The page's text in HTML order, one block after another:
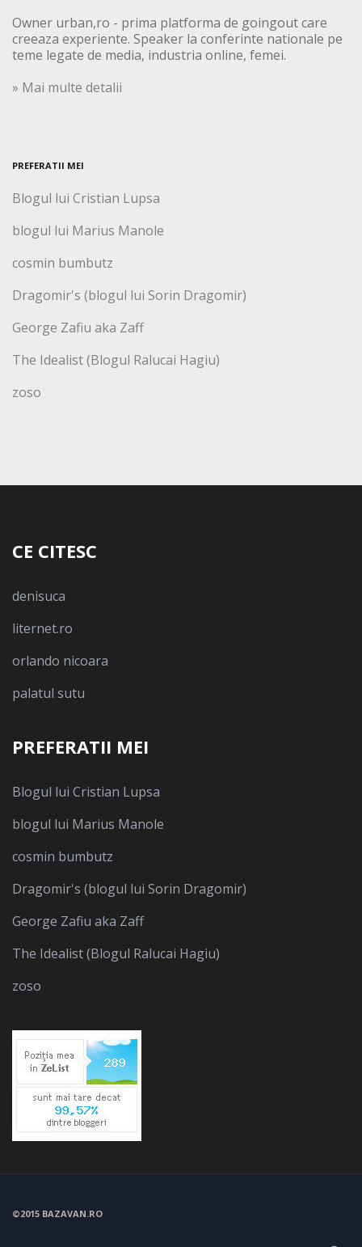
Owner urban,ro - prima platforma de goingout care
creeaza experiente. Speaker la conferinte nationale pe
teme legate de media, industria online, femei.
» Mai multe detalii
PREFERATII MEI
Blogul lui Cristian Lupsa
blogul lui Marius Manole
cosmin bumbutz
Dragomir's (blogul lui Sorin Dragomir)
George Zafiu aka Zaff
The Idealist (Blogul Ralucai Hagiu)
zoso
CE CITESC
denisuca
liternet.ro
orlando nicoara
palatul sutu
PREFERATII MEI
Blogul lui Cristian Lupsa
blogul lui Marius Manole
cosmin bumbutz
Dragomir's (blogul lui Sorin Dragomir)
George Zafiu aka Zaff
The Idealist (Blogul Ralucai Hagiu)
zoso
©2015 BAZAVAN.RO